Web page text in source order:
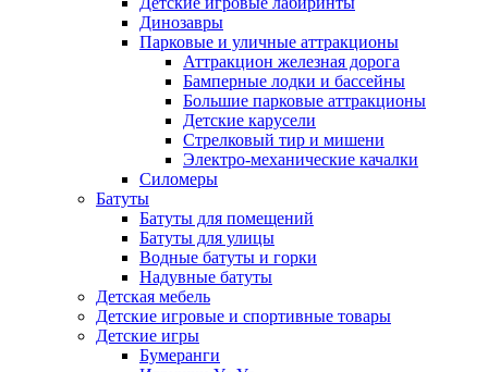
Динозавры
Парковые и уличные аттракционы
Аттракцион железная дорога
Бамперные лодки и бассейны
Большие парковые аттракционы
Детские карусели
Стрелковый тир и мишени
Электро-механические качалки
Силомеры
Батуты
Батуты для помещений
Батуты для улицы
Водные батуты и горки
Надувные батуты
Детская мебель
Детские игровые и спортивные товары
Детские игры
Бумеранги